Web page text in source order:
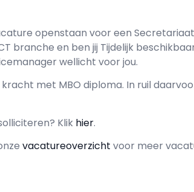
openstaan voor een
branche en ben jij Tijdelijk
wellicht voor jou.
met MBO diploma. In ruil
Klik hier.
vacatureoverzicht voor meer